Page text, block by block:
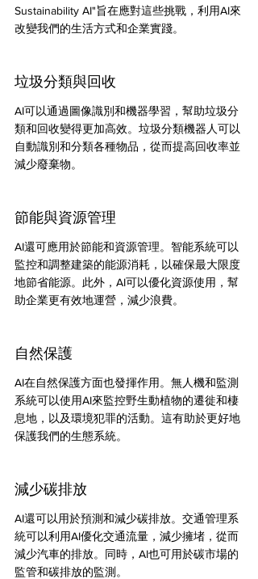
Sustainability AI"旨在應對這些挑戰，利用AI來
改變我們的生活方式和企業實踐。
垃圾分類與回收
AI可以通過圖像識別和機器學習，幫助垃圾分
類和回收變得更加高效。垃圾分類機器人可以
自動識別和分類各種物品，從而提高回收率並
減少廢棄物。
節能與資源管理
AI還可應用於節能和資源管理。智能系統可以
監控和調整建築的能源消耗，以確保最大限度
地節省能源。此外，AI可以優化資源使用，幫
助企業更有效地運營，減少浪費。
自然保護
AI在自然保護方面也發揮作用。無人機和監測
系統可以使用AI來監控野生動植物的遷徙和棲
息地，以及環境犯罪的活動。這有助於更好地
保護我們的生態系統。
減少碳排放
AI還可以用於預測和減少碳排放。交通管理系
統可以利用AI優化交通流量，減少擁堵，從而
減少汽車的排放。同時，AI也可用於碳市場的
監管和碳排放的監測。